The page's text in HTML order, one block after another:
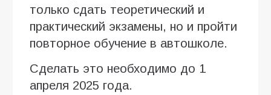
только сдать теоретический и
практический экзамены, но и пройти
повторное обучение в автошколе.
Сделать это необходимо до 1
апреля 2025 года.